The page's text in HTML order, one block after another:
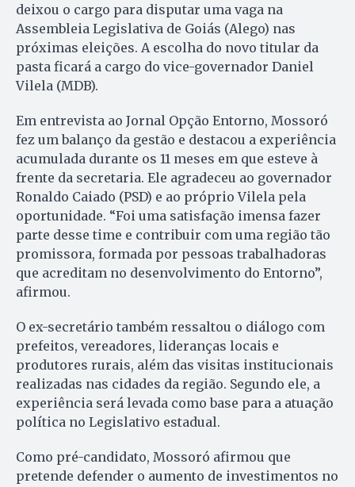
deixou o cargo para disputar uma vaga na
Assembleia Legislativa de Goiás (Alego) nas
próximas eleições. A escolha do novo titular da
pasta ficará a cargo do vice-governador Daniel
Vilela (MDB).
Em entrevista ao Jornal Opção Entorno, Mossoró
fez um balanço da gestão e destacou a experiência
acumulada durante os 11 meses em que esteve à
frente da secretaria. Ele agradeceu ao governador
Ronaldo Caiado (PSD) e ao próprio Vilela pela
oportunidade. “Foi uma satisfação imensa fazer
parte desse time e contribuir com uma região tão
promissora, formada por pessoas trabalhadoras
que acreditam no desenvolvimento do Entorno”,
afirmou.
O ex-secretário também ressaltou o diálogo com
prefeitos, vereadores, lideranças locais e
produtores rurais, além das visitas institucionais
realizadas nas cidades da região. Segundo ele, a
experiência será levada como base para a atuação
política no Legislativo estadual.
Como pré-candidato, Mossoró afirmou que
pretende defender o aumento de investimentos no